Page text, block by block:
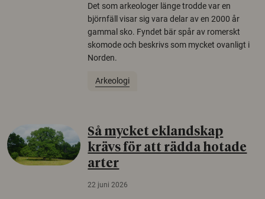
Det som arkeologer länge trodde var en
björnfäll visar sig vara delar av en 2000 år
gammal sko. Fyndet bär spår av romerskt
skomode och beskrivs som mycket ovanligt i
Norden.
Arkeologi
Så mycket eklandskap
krävs för att rädda hotade
arter
22 juni 2026